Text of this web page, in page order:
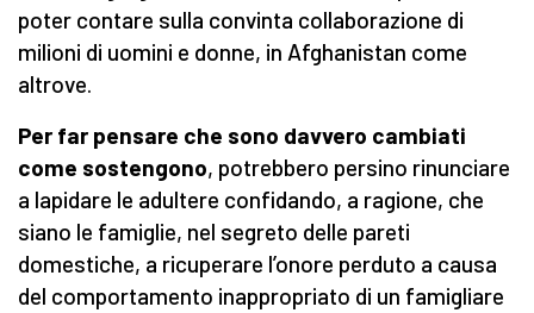
poter contare sulla convinta collaborazione di
milioni di uomini e donne, in Afghanistan come
altrove.
Per far pensare che sono davvero cambiati
come sostengono, potrebbero persino rinunciare
a lapidare le adultere confidando, a ragione, che
siano le famiglie, nel segreto delle pareti
domestiche, a ricuperare l’onore perduto a causa
del comportamento inappropriato di un famigliare